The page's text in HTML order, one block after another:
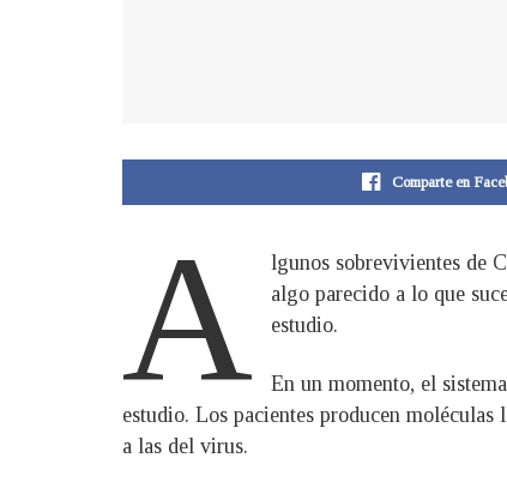
Comparte en
A
lgunos sobrevivientes de
algo parecido a lo que
estudio.
En un momento, el
estudio. Los pacientes producen
a las del virus.